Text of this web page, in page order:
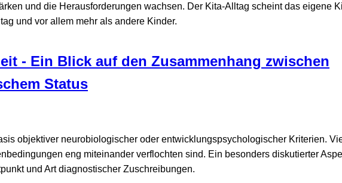
und die Herausforderungen wachsen. Der Kita-Alltag scheint das eigene
und vor allem mehr als andere Kinder.
- Ein Blick auf den Zusammenhang zwischen
Status
objektiver neurobiologischer oder entwicklungspsychologischer Kriterien.
eng miteinander verflochten sind. Ein besonders diskutierter
und Art diagnostischer Zuschreibungen.